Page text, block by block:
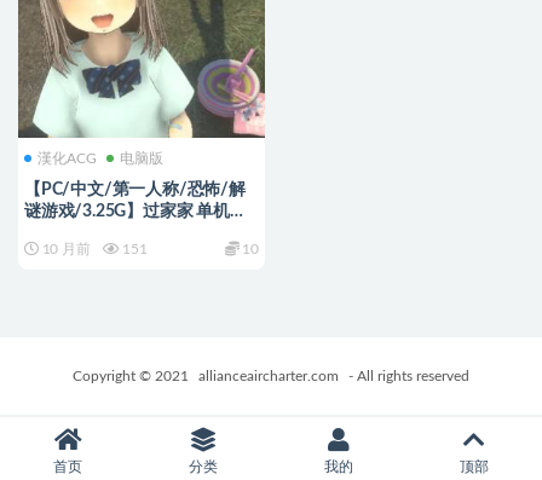
漢化ACG 电脑版
【PC/中文/第一人称/恐怖/解
谜游戏/3.25G】过家家 单机中
+3.25G
10 月前 151 10
Copyright © 2021 allianceaircharter.com - All rights reserved
首页 分类 我的 顶部